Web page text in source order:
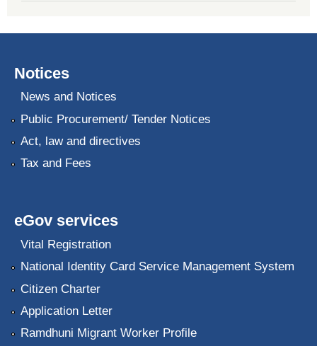
Notices
News and Notices
Public Procurement/ Tender Notices
Act, law and directives
Tax and Fees
eGov services
Vital Registration
National Identity Card Service Management System
Citizen Charter
Application Letter
Ramdhuni Migrant Worker Profile